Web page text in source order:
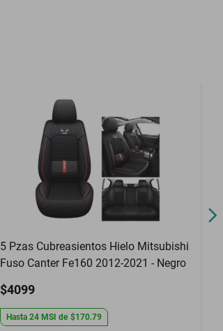
5 Pzas Cubreasientos Hielo Mitsubishi
Fuso Canter Fe160 2012-2021 - Negro
$4099
Hasta 24 MSI de $170.79